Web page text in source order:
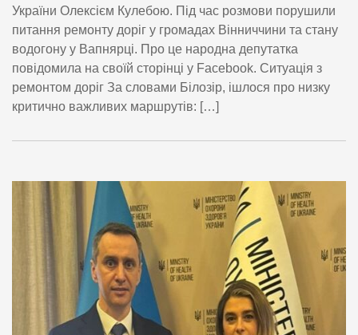
України Олексієм Кулебою. Під час розмови порушили
питання ремонту доріг у громадах Вінниччини та стану
водогону у Вапнярці. Про це народна депутатка
повідомила на своїй сторінці у Facebook. Ситуація з
ремонтом доріг За словами Білозір, ішлося про низку
критично важливих маршрутів: […]